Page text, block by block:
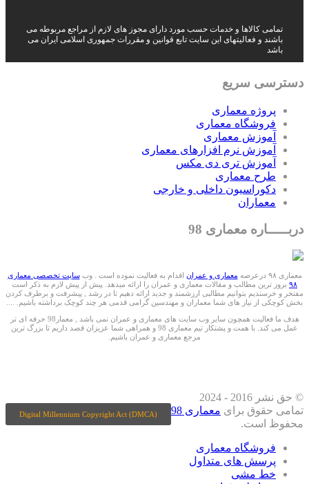
تمامی کالاها و خدمات حسب مورد دارای مجوز های لازم از مراجع مربوطه می
باشند و فعالیتهای این سایت تابع قوانین و مقررات جمهوری اسلامی ایران می
باشد
دسترسی سریع
پروژه معماری
فروشگاه معماری
آموزش معماری
آموزش نرم افزارهای معماری
آموزش تری دی مکس
طرح معماری
دکوراسیون داخلی و خارجی
معماران
دربـــــاره معماری 98
معماری ۹۸ درعرصه معماری و عمران اقدام به فعالیت نموده است . وبسایت تخصصی معماری
۹۸ بروز ترین مطالب و مقالات معماری و عمران را ارائه میدهد. پیش از پیش لازم به ذکر است
مفتخر و خرسندیم بتوانیم مطالبی ارزشمند و جدید ارائه دهیم تا در رشد , پیشرفت و برطرف کردن
بخش کوچکی از نیاز های شما معماران و مهندسین گرامی قدمی هر چند کوچک برداشته باشیم. ....
هدف ما فعالیت همچون سایر وب سایت های معماری و عمران نمی باشد , معمار98 حرفه ای تر
عمل می کند. با همت و پشتکار تیم معماری 98 و همراهی شما عزیزان قصد داریم تا بزرگ ترین
مرجع معماری و عمران باشیم.
Digital Millennium Copyright Act (DMCA)
© حق نشر 2016 - 2024
تمامی حقوق برای معماری 98
محفوظ است.
فروشگاه معماری
پرسش های متداول
خط مشی